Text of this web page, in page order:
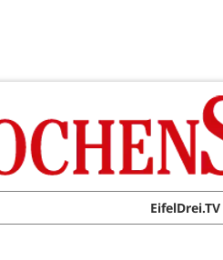
EifelDrei.TV